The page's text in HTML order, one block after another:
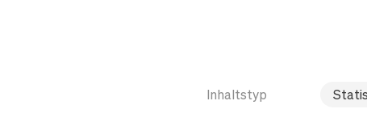
Inhaltstyp